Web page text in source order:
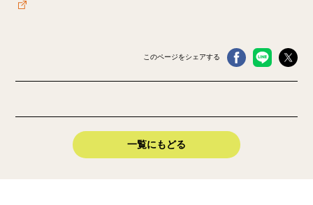
このページをシェアする
一覧にもどる